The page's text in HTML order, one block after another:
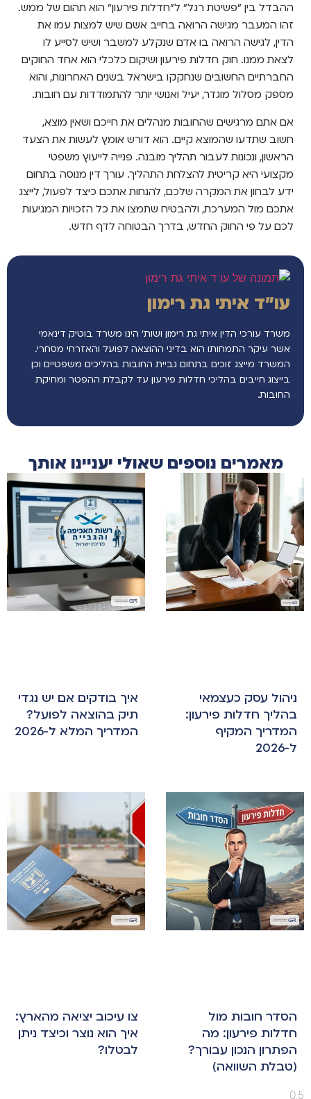
ההבדל בין "פשיטת רגל" ל"חדלות פירעון" הוא תהום של ממש.
זהו המעבר מגישה הרואה בחייב אשם שיש למצות עמו את
הדין, לגישה הרואה בו אדם שנקלע למשבר ושיש לסייע לו
לצאת ממנו. חוק חדלות פירעון ושיקום כלכלי הוא אחד החוקים
החברתיים החשובים שנחקקו בישראל בשנים האחרונות, והוא
מספק מסלול מוגדר, יעיל ואנושי יותר להתמודדות עם חובות.
אם אתם מרגישים שהחובות מנהלים את חייכם ושאין מוצא,
חשוב שתדעו שהמוצא קיים. הוא דורש אומץ לעשות את הצעד
הראשון, ונכונות לעבור תהליך מובנה. פנייה לייעוץ משפטי
מקצועי היא קריטית להצלחת התהליך. עורך דין מנוסה בתחום
ידע לבחון את המקרה שלכם, להנחות אתכם כיצד לפעול, לייצג
אתכם מול המערכת, ולהבטיח שתמצו את כל הזכויות המגיעות
לכם על פי החוק החדש, בדרך הבטוחה לדף חדש.
עו"ד איתי גת רימון
משרד עורכי הדין איתי גת רימון ושות’ הינו משרד בוטיק דינאמי
אשר עיקר התמחותו הוא בדיני ההוצאה לפועל והאזרחי מסחרי.
המשרד מייצג זוכים בתחום גביית החובות בהליכים משפטיים וכן
בייצוג חייבים בהליכי חדלות פירעון עד לקבלת ההפטר ומחיקת
החובות.
מאמרים נוספים שאולי יעניינו אותך
ניהול עסק כעצמאי
בהליך חדלות פירעון:
המדריך המקיף
ל-2026
איך בודקים אם יש נגדי
תיק בהוצאה לפועל?
המדריך המלא ל-2026
הסדר חובות מול
חדלות פירעון: מה
הפתרון הנכון עבורך?
(טבלת השוואה)
צו עיכוב יציאה מהארץ:
איך הוא נוצר וכיצד ניתן
לבטלו?